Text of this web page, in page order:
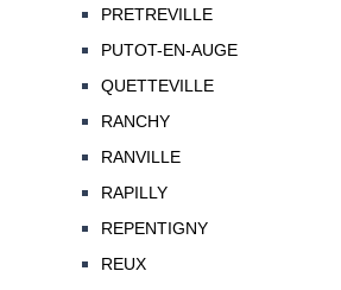
PRETREVILLE
PUTOT-EN-AUGE
QUETTEVILLE
RANCHY
RANVILLE
RAPILLY
REPENTIGNY
REUX